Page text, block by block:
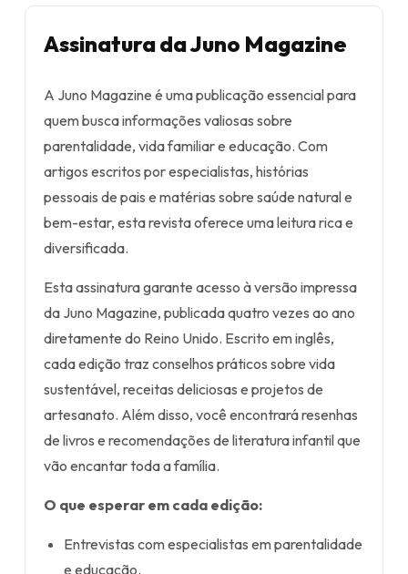
Assinatura da Juno Magazine
A Juno Magazine é uma publicação essencial para
quem busca informações valiosas sobre
parentalidade, vida familiar e educação. Com
artigos escritos por especialistas, histórias
pessoais de pais e matérias sobre saúde natural e
bem-estar, esta revista oferece uma leitura rica e
diversificada.
Esta assinatura garante acesso à versão impressa
da Juno Magazine, publicada quatro vezes ao ano
diretamente do Reino Unido. Escrito em inglês,
cada edição traz conselhos práticos sobre vida
sustentável, receitas deliciosas e projetos de
artesanato. Além disso, você encontrará resenhas
de livros e recomendações de literatura infantil que
vão encantar toda a família.
O que esperar em cada edição:
Entrevistas com especialistas em parentalidade
e educação.